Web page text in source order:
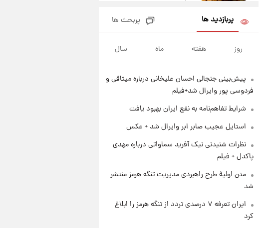
شارژ جدید کالابرگ برای سه
دهک؛ جزئیات اعلام شد
۱ روز پیش
سهند و ساینا با اقساط بلندمدت +
جدول۱ روز پیش
سیگنال‌های جدید برای بازار طلا؛
پیش‌بینی قیمت سکه و طلا فردا
فال حافظ پنجشنبه ۱۵ مرداد ماه
۱۴۰۵
پربازدید ها پربحث ها
روز هفته ماه سال
پیش‌بینی جنجالی احسان علیخانی درباره میثاقی و
فردوسی پور وایرال شد+فیلم
شرایط تفاهم‌نامه به نفع ایران بهبود یافت
استایل عجیب صابر ابر وایرال شد + عکس
نظرات شنیدنی نیک آفرید سماواتی درباره مهدی
پاکدل + فیلم
متن اولیۀ طرح راهبردی مدیریت تنگه هرمز منتشر
شد
ایران تعرفه ۷ درصدی تردد از تنگه هرمز را ابلاغ
کرد